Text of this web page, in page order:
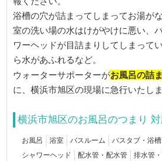
浴槽の穴が詰まってしまってお湯が
室の洗い場の水はけがやけに悪い、
ワーヘッドが目詰まりしてしまって
ら水があふれるなど。
ウォーターサポーターがお風呂の詰
に、横浜市旭区の現場に急行いたしま
横浜市旭区のお風呂のつまり
お風呂 浴室 バスルーム バスタブ・浴槽
シャワーヘッド
配水管・配水管 排水管